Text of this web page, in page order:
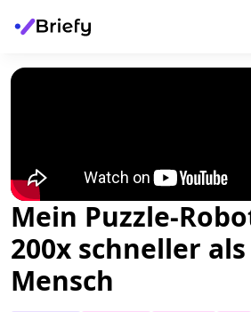
Mein Puzzle-
200x schneller
Mensch